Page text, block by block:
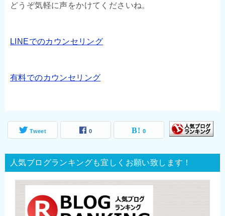
どうぞ気軽に声をかけてくださいね。
LINEでのカウンセリング
有料でのカウンセリング
Tweet 0 0
人気ブログランキングも宜しくお願い致します！